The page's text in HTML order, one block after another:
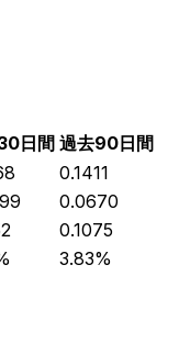
日間 過去90日間
0.1411
0.0670
0.1075
3.83%